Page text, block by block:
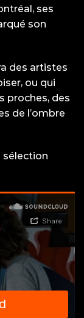
ses
son
des artistes
ou qui
proches, des
de l’ombre
sélection